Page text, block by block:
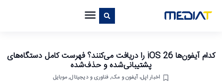
کدام آیفون‌ها iOS 26 را دریافت می‌کنند؟ فهرست کامل دستگاه‌های
پشتیبانی‌شده و حذف‌شده
اخبار اپل، آیفون و مک,فناوری و دیجیتال,موبایل